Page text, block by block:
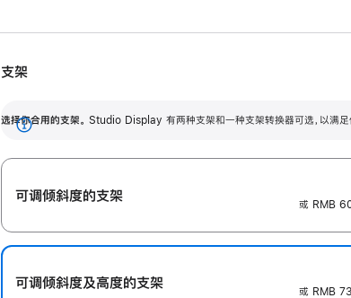
调节范围。
毫米的高度调节
支架
选择你合用的支架。 Studio Display 有两种支架和一种支架转换器可选，以满足
展
开
可调倾斜度的支架
或 RMB
可调倾斜度及高‍度的支‍架
或 RMB